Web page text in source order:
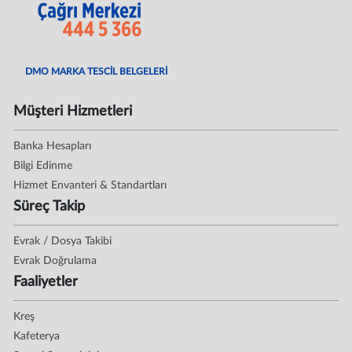
DMO MARKA TESCİL BELGELERİ
Müşteri Hizmetleri
Banka Hesapları
Bilgi Edinme
Hizmet Envanteri & Standartları
Süreç Takip
Evrak / Dosya Takibi
Evrak Doğrulama
Faaliyetler
Kreş
Kafeterya